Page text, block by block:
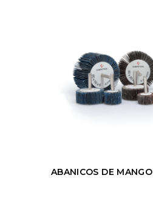
ABANICOS DE MANGO